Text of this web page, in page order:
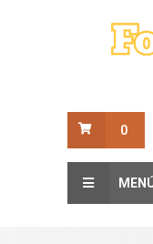
0